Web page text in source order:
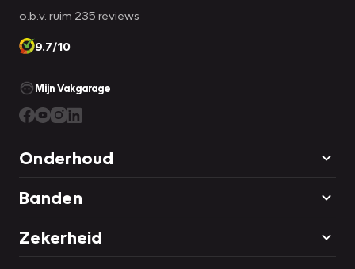
o.b.v. ruim 235 reviews
9.7/10
Mijn Vakgarage
Onderhoud
Banden
Zekerheid